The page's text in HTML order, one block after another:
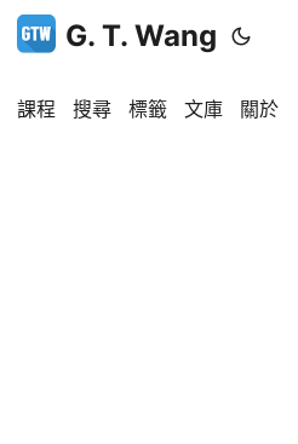
G. T. Wang
課程 搜尋 標籤 文庫 關於